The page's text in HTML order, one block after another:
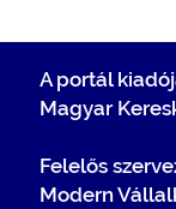
A portál
Magyar
Felelős
Modern